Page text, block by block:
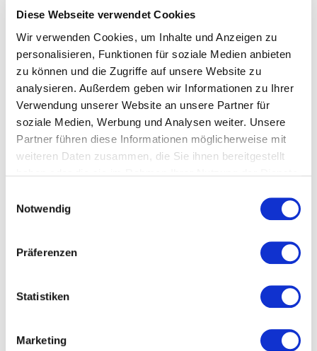
Diese Webseite verwendet Cookies
Wir verwenden Cookies, um Inhalte und Anzeigen zu
personalisieren, Funktionen für soziale Medien anbieten
zu können und die Zugriffe auf unsere Website zu
analysieren. Außerdem geben wir Informationen zu Ihrer
Verwendung unserer Website an unsere Partner für
soziale Medien, Werbung und Analysen weiter. Unsere
Partner führen diese Informationen möglicherweise mit
weiteren Daten zusammen, die Sie ihnen bereitgestellt
Notwendig
Präferenzen
Statistiken
Marketing
Hochverfügbarkeit
Produktionsfähigkeit auch bei IT und Netzwerkausfällen
sichergestellt.
ÜBER 20 JAHRE ERFAHRUNG
in globalen Automotive-Projekten